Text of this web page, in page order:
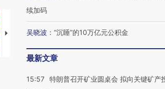
【推广】走进第四届链博
有意思的生活方式·第三对
续加码
吴晓波 ： “沉睡”的10万亿元公积金
最新文章
15:57 特朗普召开矿业圆桌会 拟向关键矿产